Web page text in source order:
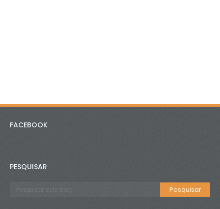
FACEBOOK
PESQUISAR